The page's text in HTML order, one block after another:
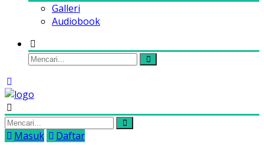
Galleri
Audiobook
Masuk
Daftar